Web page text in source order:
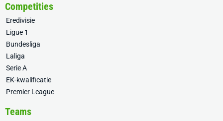
Competities
Eredivisie
Ligue 1
Bundesliga
Laliga
Serie A
EK-kwalificatie
Premier League
Teams